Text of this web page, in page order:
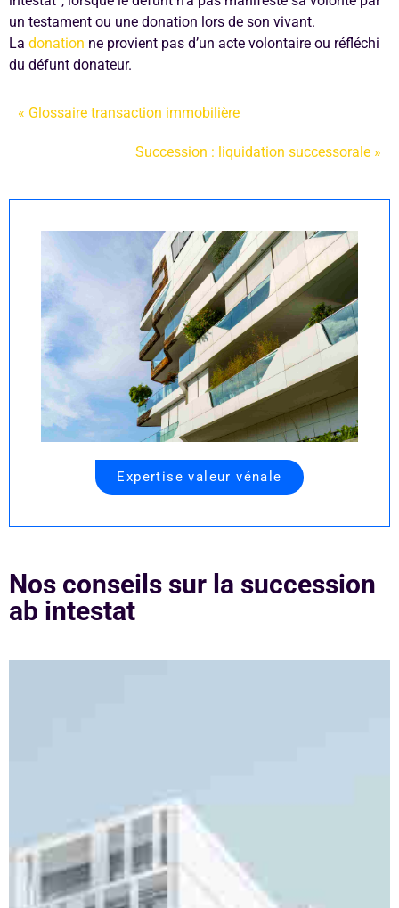
un testament ou une donation lors de son vivant.
La donation ne provient pas d’un acte volontaire ou réfléchi
du défunt donateur.
« Glossaire transaction immobilière
Succession : liquidation successorale »
Expertise valeur vénale
Nos conseils sur la succession
ab intestat